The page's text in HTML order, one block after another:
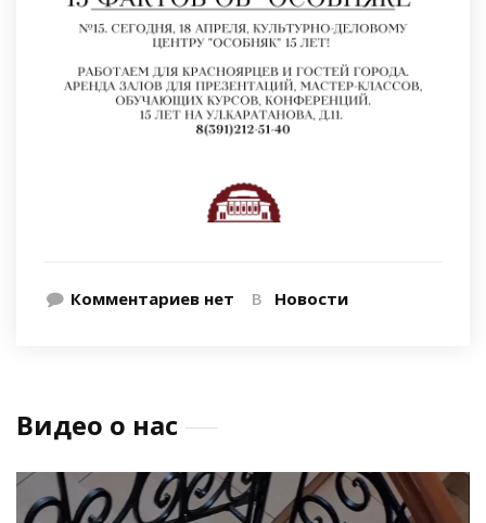
Комментариев нет В Новости
Видео о нас
Видеоплеер